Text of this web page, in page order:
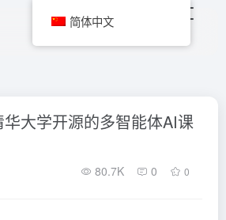
大学开源的多智能体AI课
80.7K 0 0
简体中文